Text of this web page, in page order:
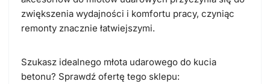
zwiększenia wydajności i komfortu pracy, czyniąc
remonty znacznie łatwiejszymi.
Szukasz idealnego młota udarowego do kucia
betonu? Sprawdź ofertę tego sklepu: